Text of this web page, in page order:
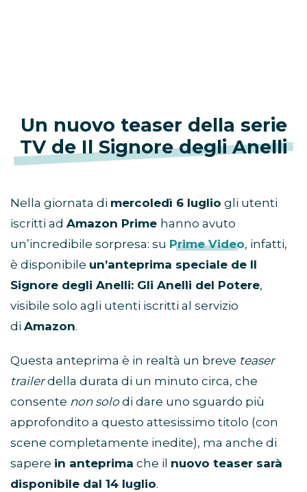
Un nuovo teaser della serie
TV de Il Signore degli Anelli
Nella giornata di mercoledì 6 luglio gli utenti
iscritti ad Amazon Prime hanno avuto
un’incredibile sorpresa: su Prime Video, infatti,
è disponibile un’anteprima speciale de Il
Signore degli Anelli: Gli Anelli del Potere,
visibile solo agli utenti iscritti al servizio
di Amazon.
Questa anteprima è in realtà un breve teaser
trailerdella durata di un minuto circa, che
consente non solodi dare uno sguardo più
approfondito a questo attesissimo titolo (con
scene completamente inedite), ma anche di
sapere in anteprima che il nuovo teaser sarà
disponibile dal 14 luglio.